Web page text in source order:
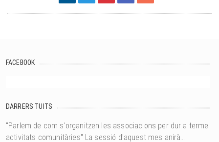
FACEBOOK
DARRERS TUITS
"Parlem de com s'organitzen les associacions per dur a terme
activitats comunitàries" La sessió d'aquest mes anirà…